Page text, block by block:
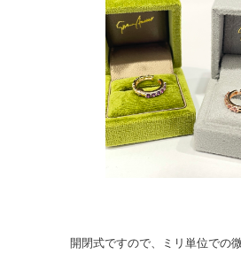
開閉式ですので、ミリ単位での